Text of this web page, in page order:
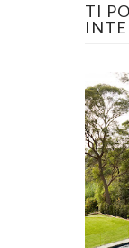
TI